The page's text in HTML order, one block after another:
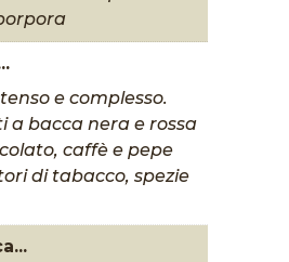
e complesso.
a bacca nera e rossa
caffè e pepe
di tabacco, spezie